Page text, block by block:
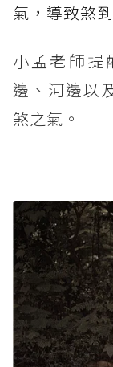
氣，導致煞
小孟老師提
邊、河邊以
煞之氣。